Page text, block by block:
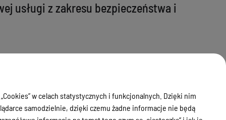
usługi z zakresu bezpieczeństwa i
w celach statystycznych i funkcjonalnych. Dzięki nim
samodzielnie, dzięki czemu żadne informacje nie będą